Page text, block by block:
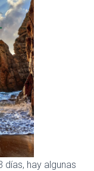
días, hay algunas